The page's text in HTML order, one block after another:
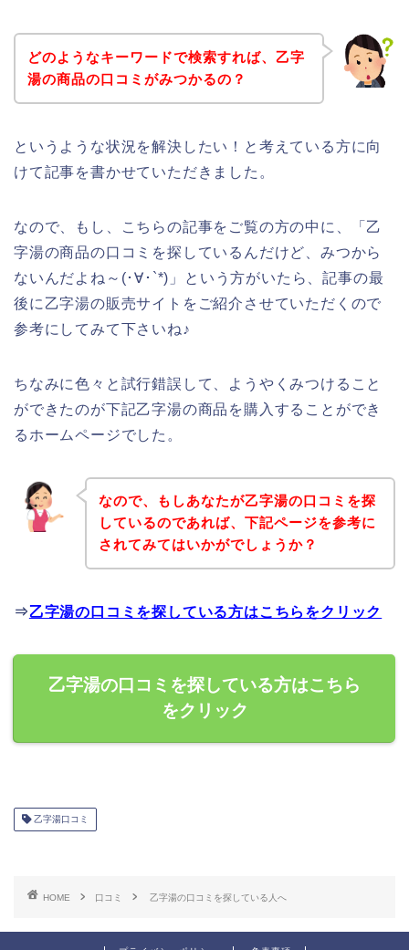
どのようなキーワードで検索すれば、乙字
湯の商品の口コミがみつかるの？
というような状況を解決したい！と考えている方に向
けて記事を書かせていただきました。
なので、もし、こちらの記事をご覧の方の中に、「乙
字湯の商品の口コミを探しているんだけど、みつから
ないんだよね～(･∀･`*)」という方がいたら、記事の最
後に乙字湯の販売サイトをご紹介させていただくので
参考にしてみて下さいね♪
ちなみに色々と試行錯誤して、ようやくみつけること
ができたのが下記乙字湯の商品を購入することができ
るホームページでした。
なので、もしあなたが乙字湯の口コミを探
しているのであれば、下記ページを参考に
されてみてはいかがでしょうか？
⇒乙字湯の口コミを探している方はこちらをクリック
乙字湯の口コミを探している方はこちら
をクリック
乙字湯口コミ
HOME 口コミ 乙字湯の口コミを探している人へ